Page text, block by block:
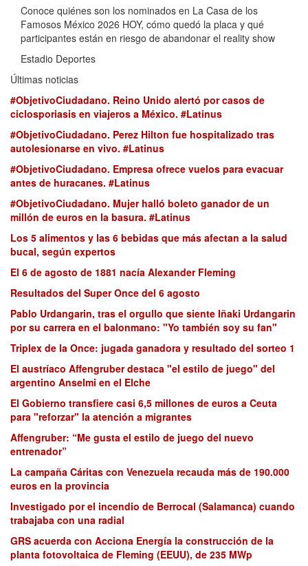
Conoce quiénes son los nominados en La Casa de los
Famosos México 2026 HOY, cómo quedó la placa y qué
participantes están en riesgo de abandonar el reality show
Estadio Deportes
Últimas noticias
#ObjetivoCiudadano. Reino Unido alertó por casos de
ciclosporiasis en viajeros a México. #Latinus
#ObjetivoCiudadano. Perez Hilton fue hospitalizado tras
autolesionarse en vivo. #Latinus
#ObjetivoCiudadano. Empresa ofrece vuelos para evacuar
antes de huracanes. #Latinus
#ObjetivoCiudadano. Mujer halló boleto ganador de un
millón de euros en la basura. #Latinus
Los 5 alimentos y las 6 bebidas que más afectan a la salud
bucal, según expertos
El 6 de agosto de 1881 nacía Alexander Fleming
Resultados del Super Once del 6 agosto
Pablo Urdangarin, tras el orgullo que siente Iñaki Urdangarin
por su carrera en el balonmano: "Yo también soy su fan"
Triplex de la Once: jugada ganadora y resultado del sorteo 1
El austríaco Affengruber destaca "el estilo de juego" del
argentino Anselmi en el Elche
El Gobierno transfiere casi 6,5 millones de euros a Ceuta
para "reforzar" la atención a migrantes
Affengruber: “Me gusta el estilo de juego del nuevo
entrenador”
La campaña Cáritas con Venezuela recauda más de 190.000
euros en la provincia
Investigado por el incendio de Berrocal (Salamanca) cuando
trabajaba con una radial
GRS acuerda con Acciona Energía la construcción de la
planta fotovoltaica de Fleming (EEUU), de 235 MWp